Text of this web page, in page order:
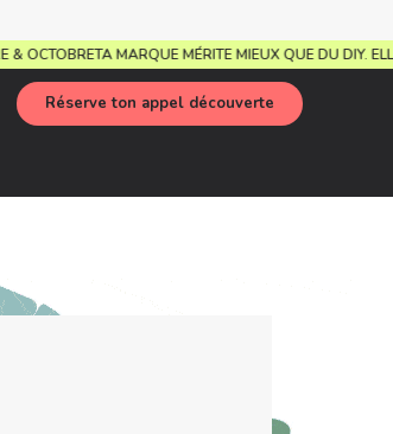
& OCTOBRETA MARQUE MÉRITE MIEUX QUE DU
Réserve ton appel découverte